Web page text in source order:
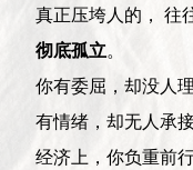
真正压垮人的， 往
彻底孤立。
你有委屈，却没人
有情绪，却无人承接
经济上，你负重前